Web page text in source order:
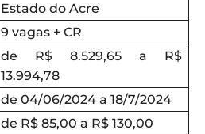
Estado do Acre
9 vagas + CR
de R$ 8.529,65 a R$
13.994,78
de 04/06/2024 a 18/7/2024
de R$ 85,00 a R$ 130,00